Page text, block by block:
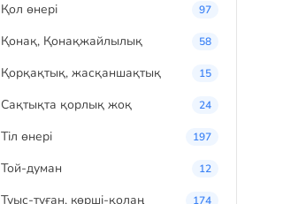
Қол өнері 97
Қонақ, Қонақжайлылық 58
Қорқақтық, жасқаншақтық 15
Сақтықта қорлық жоқ 24
Тіл өнері 197
Той-думан 12
Туыс-туған, көрші-қолаң 174